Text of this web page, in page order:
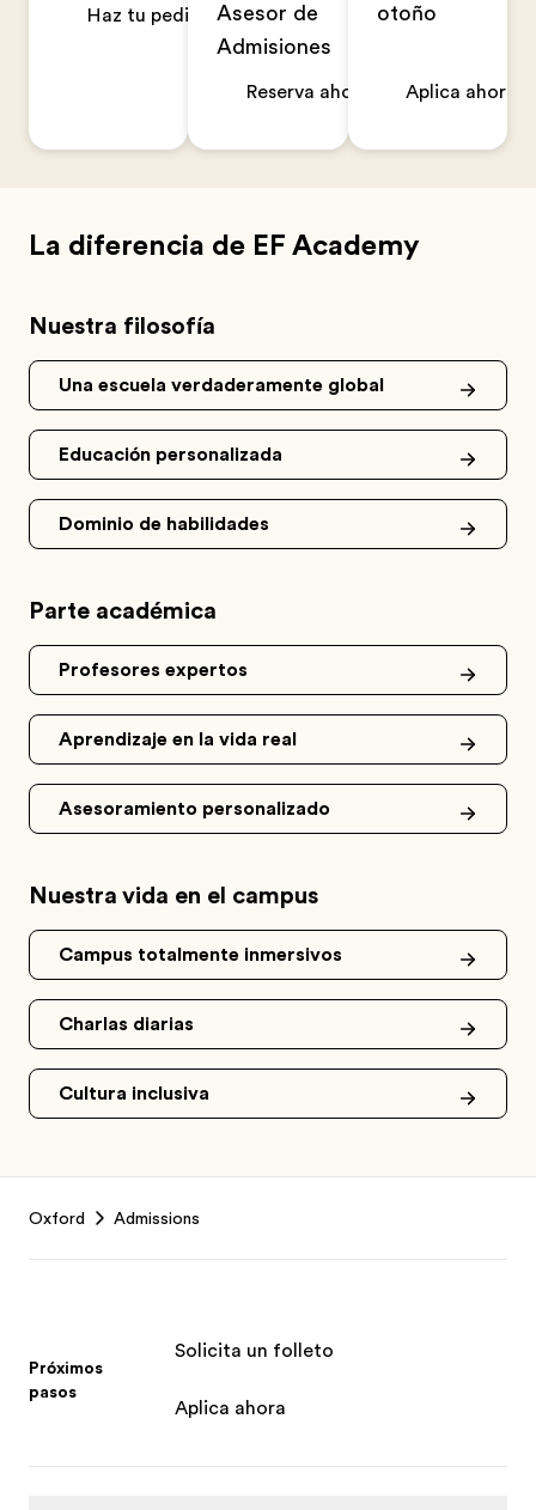
Haz tu pedido ahoraAsesor de
Admisiones
Reserva ahora
otoño
Aplica ahora
La diferencia de EF Academy
Nuestra filosofía
Una escuela verdaderamente global
Educación personalizada
Dominio de habilidades
Parte académica
Profesores expertos
Aprendizaje en la vida real
Asesoramiento personalizado
Nuestra vida en el campus
Campus totalmente inmersivos
Charlas diarias
Cultura inclusiva
Oxford Admissions
Próximos
pasos
Solicita un folleto
Aplica ahora